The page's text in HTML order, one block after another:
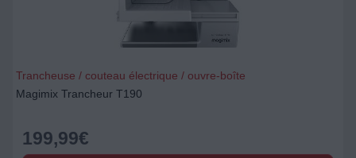
Trancheuse / couteau électrique / ouvre-boîte
Magimix Trancheur T190
199,99€